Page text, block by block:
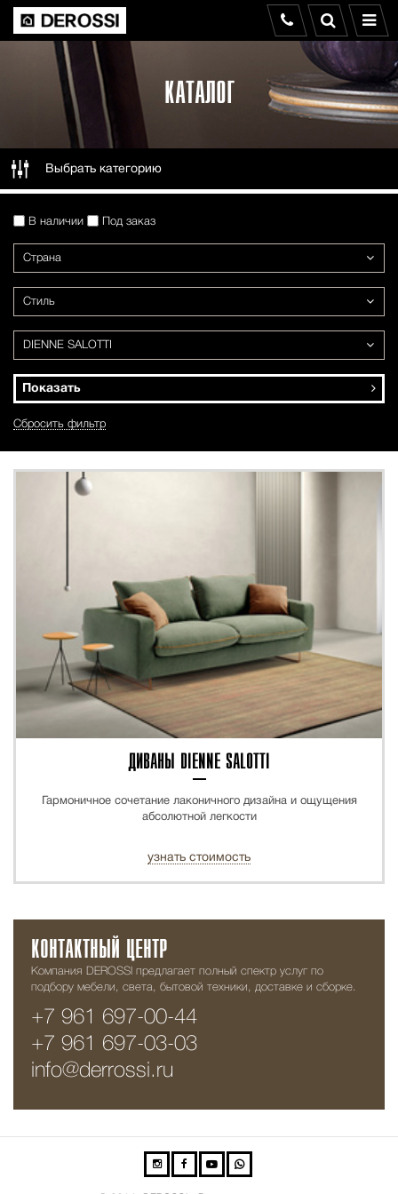
КАТАЛОГ
Выбрать категорию
В наличии Под заказ
Страна
Стиль
DIENNE SALOTTI
Показать
Сбросить фильтр
ДИВАНЫ DIENNE SALOTTI
Гармоничное сочетание лаконичного дизайна и ощущения
абсолютной легкости
узнать стоимость
КОНТАКТНЫЙ ЦЕНТР
Компания DEROSSI предлагает полный спектр услуг по
подбору мебели, света, бытовой техники, доставке и сборке.
+7 961 697-00-44
+7 961 697-03-03
info@derrossi.ru